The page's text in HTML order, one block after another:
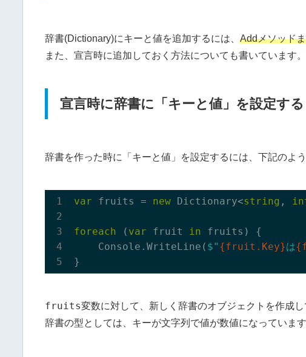
辞書(Dictionary)にキーと値を追加するには、 Addメソッド
また、宣言時に追加しておく方法についても書いています。
宣言時に辞書に「キーと値」を設定する
辞書を作った時に「キーと値」を設定するには、下記のよう
var fruits = new Dictionary<string ,
foreach ( var fruit in fruits) {
    Console.WriteLine(
$" {fruit.Key}は
fruits変数に対して、新しく辞書のオブジェクトを作成し
辞書の型としては、キーが文字列で値が数値になっています